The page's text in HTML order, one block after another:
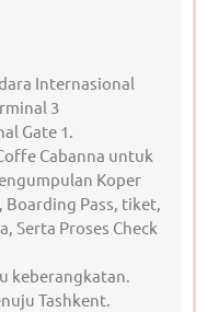
Internasional
3
Gate 1.
Cabanna untuk
Koper
Boarding Pass, tiket,
Serta Proses Check
keberangkatan.
Tashkent.